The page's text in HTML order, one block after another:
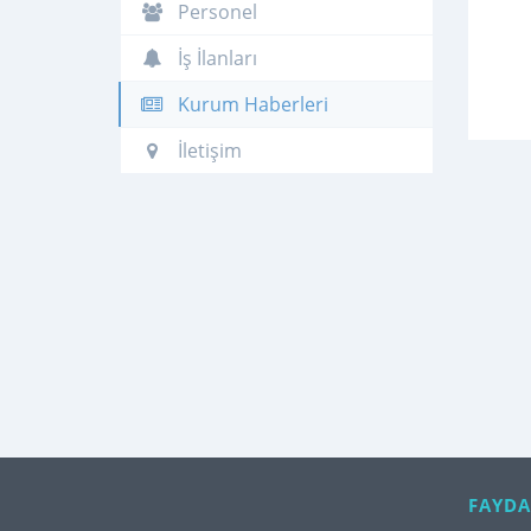
Personel
İş İlanları
Kurum Haberleri
İletişim